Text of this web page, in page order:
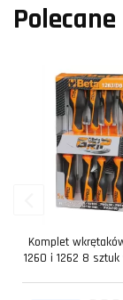
Komplet
1260 i 1262 8